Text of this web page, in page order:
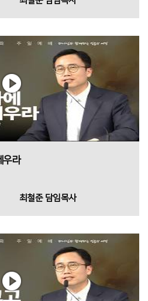
우라
최철준 담임목사